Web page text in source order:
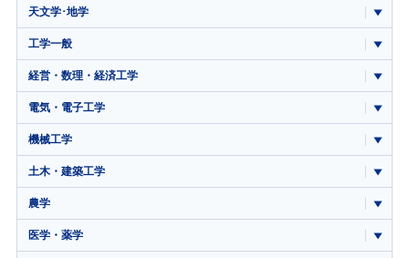
天文学･地学
工学一般
経営・数理・経済工学
電気・電子工学
機械工学
土木・建築工学
農学
医学・薬学